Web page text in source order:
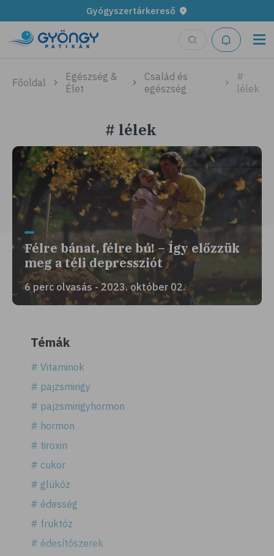
Gyógyszertárkereső
Főoldal
Egészség &
Élet
Család és
egészség
#
lélek
# lélek
Félre bánat, félre bú! – Így előzzük
meg a téli depressziót
6 perc olvasás - 2023. október 02.
Témák
# Vitaminok
# pajzsmirigy
# pajzsmirigyhormon
# hormon
# tiroxin
# cukor
# glükóz
# édesség
# fruktóz
# édesítőszerek